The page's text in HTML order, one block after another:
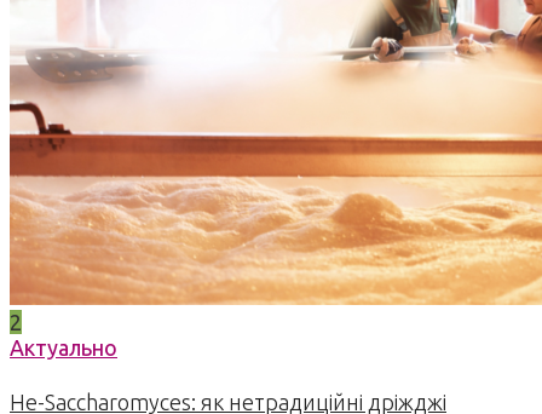
2
Актуально
Не-Saccharomyces: як нетрадиційні дріжджі